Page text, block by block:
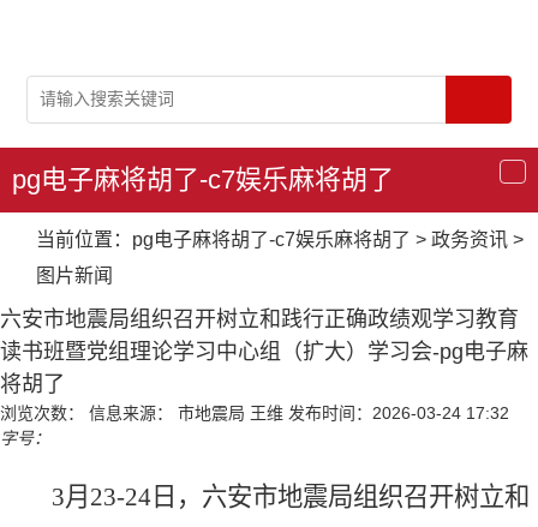
导
航
pg电子麻将胡了-c7娱乐麻将胡了
当前位置： pg电子麻将胡了-c7娱乐麻将胡了 > 政务资讯 >
图片新闻
六安市地震局组织召开树立和践行正确政绩观学习教育
读书班暨党组理论学习中心组（扩大）学习会-pg电子麻
将胡了
浏览次数： 信息来源： 市地震局 王维 发布时间：2026-03-24 17:32
字号：
3月23-24日，六安市地震局组织召开树立和